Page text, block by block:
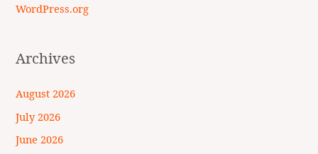
WordPress.org
Archives
August 2026
July 2026
June 2026